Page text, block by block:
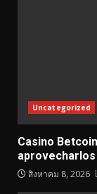
Uncategorized
Casino
สิงหาคม 8, 2026